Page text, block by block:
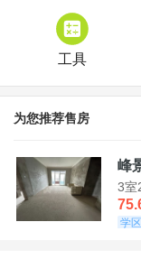
工具
为您推荐售房
峰
3室
学区